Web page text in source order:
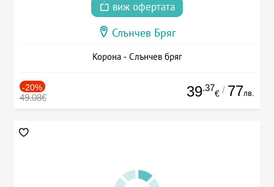
виж офертата
Слънчев Бряг
Корона - Слънчев бряг
-20%
49.08€ 39.37
€ / 77лв.